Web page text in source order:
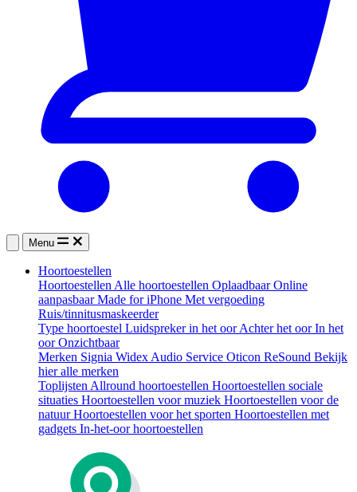
Menu
Hoortoestellen
Hoortoestellen Alle hoortoestellen OplaadbaarOnline
aanpasbaarMade for iPhone Met vergoeding
Ruis/tinnitusmaskeerder
Type hoortoestel Luidspreker in het oorAchter het oorIn het
oorOnzichtbaar
Merken Signia Widex Audio Service Oticon ReSound Bekijk
hier alle merken
Toplijsten Allround hoortoestellen Hoortoestellen sociale
situaties Hoortoestellen voor muziek Hoortoestellen voor de
natuurHoortoestellen voor het sporten Hoortoestellen met
gadgets In-het-oor hoortoestellen